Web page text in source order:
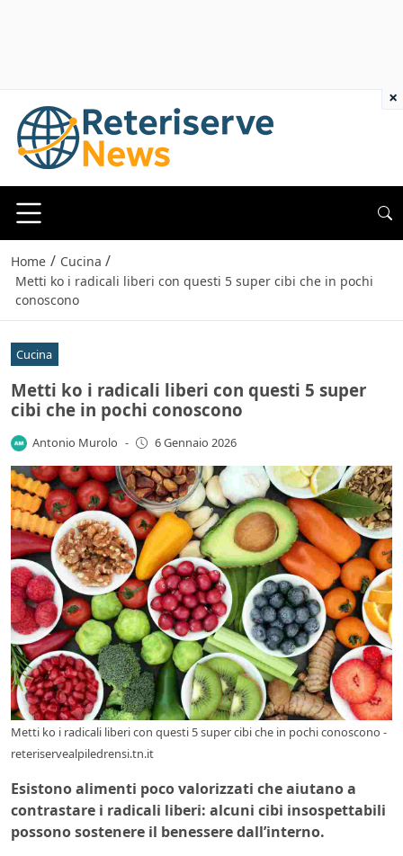
Home / Cucina /
Metti ko i radicali liberi con questi 5 super cibi che in pochi
conoscono
Cucina
Metti ko i radicali liberi con questi 5 super
cibi che in pochi conoscono
Antonio Murolo - 6 Gennaio 2026
Metti ko i radicali liberi con questi 5 super cibi che in pochi conoscono -
reteriservealpiledrensi.tn.it
Esistono alimenti poco valorizzati che aiutano a
contrastare i radicali liberi: alcuni cibi insospettabili
possono sostenere il benessere dall’interno.
×